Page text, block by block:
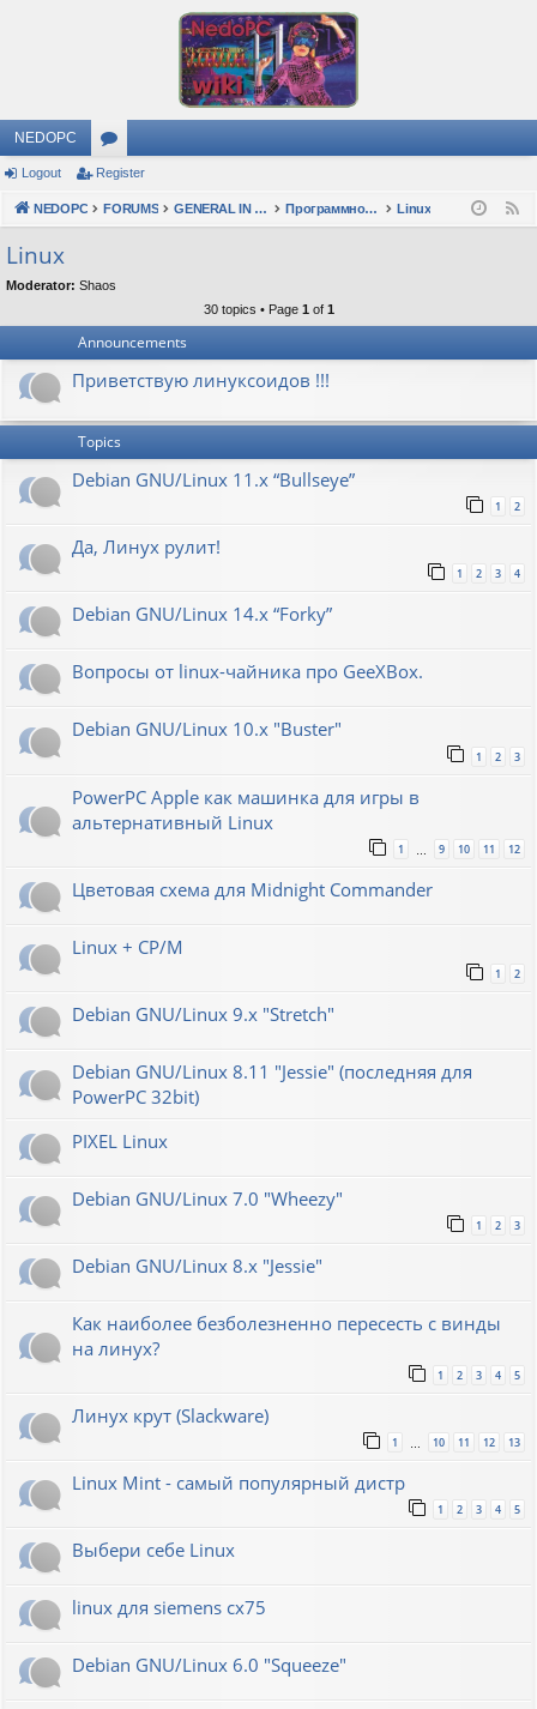
NEDOPC
or
u
s
Logout Register
NEDOPC FORUMS GENERAL IN RUSSIAN Программное обеспечение Linux
Linux
Moderator: Shaos
30 topics • Page 1 of 1
Announcements
Приветствую линуксоидов !!!
Topics
Debian GNU/Linux 11.x “Bullseye”
1 2
Да, Линух рулит!
1 2 3 4
Debian GNU/Linux 14.x “Forky”
Вопросы от linux-чайника про GeeXBox.
Debian GNU/Linux 10.x "Buster"
1 2 3
PowerPC Apple как машинка для игры в
альтернативный Linux
1 9 10 11 12
Цветовая схема для Midnight Commander
Linux + CP/M
1 2
Debian GNU/Linux 9.x "Stretch"
Debian GNU/Linux 8.11 "Jessie" (последняя для
PowerPC 32bit)
PIXEL Linux
Debian GNU/Linux 7.0 "Wheezy"
1 2 3
Debian GNU/Linux 8.x "Jessie"
Как наиболее безболезненно пересесть с винды
на линух?
1 2 3 4 5
Линух крут (Slackware)
1 … 10 11 12 13
Linux Mint - самый популярный дистр
1 2 3 4 5
Выбери себе Linux
linux для siemens cx75
Debian GNU/Linux 6.0 "Squeeze"